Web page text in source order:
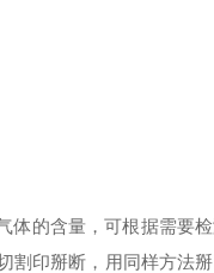
的含量，可根据需要检
割印掰断，用同样方法